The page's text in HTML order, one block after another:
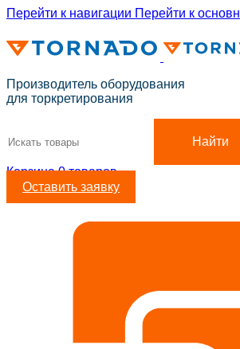
Перейти к навигации Перейти к
Производитель оборудования
для торкретирования
Найти
Корзина0товаров
Оставить заявку